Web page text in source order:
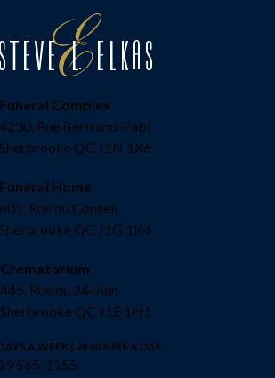
Funeral Complex
4230, Rue Bertrand-Fabi
Sherbrooke QC J1N 1X6
Funeral Home
601, Rue du Conseil
Sherbrooke QC J1G 1K4
Crematorium
445, Rue du 24-Juin
Sherbrooke QC J1E 1H1
A WEEK | 24 HOURS A DAY
565-1155